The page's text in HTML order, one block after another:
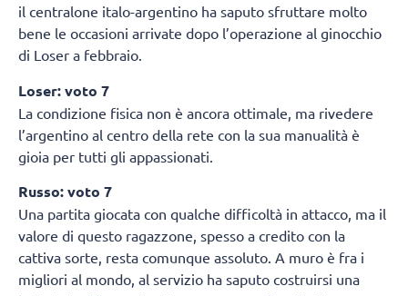
il centralone italo-argentino ha saputo sfruttare molto
bene le occasioni arrivate dopo l’operazione al ginocchio
di Loser a febbraio.
Loser: voto 7
La condizione fisica non è ancora ottimale, ma rivedere
l’argentino al centro della rete con la sua manualità è
gioia per tutti gli appassionati.
Russo: voto 7
Una partita giocata con qualche difficoltà in attacco, ma il
valore di questo ragazzone, spesso a credito con la
cattiva sorte, resta comunque assoluto. A muro è fra i
migliori al mondo, al servizio ha saputo costruirsi una